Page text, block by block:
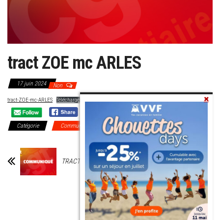
tract ZOE mc ARLES
17 juin 2024 Non
tract-ZOE-mc-ARLES Télécharger
Catégorie Communiqués Régionaux DI Marseille
TRACT UHSA
Déclaration
Liminaire CGT
Pénitentiaire – CSA
du 18 juin